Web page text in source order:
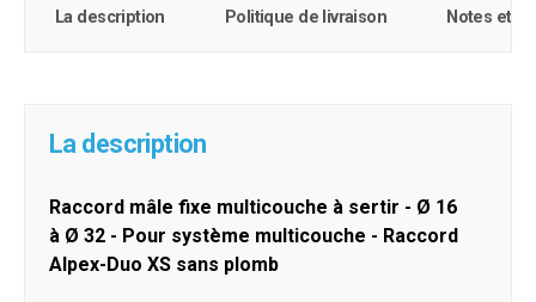
La description Politique de livraison Notes et
La description
Raccord mâle fixe multicouche à sertir - Ø 16
à Ø 32 - Pour système multicouche - Raccord
Alpex-Duo XS sans plomb